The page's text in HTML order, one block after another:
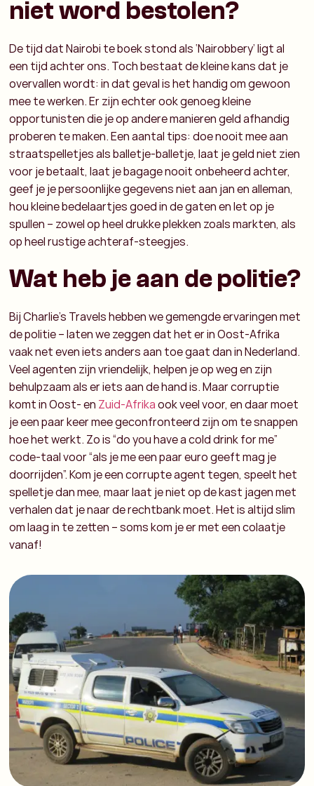
niet word bestolen?
De tijd dat Nairobi te boek stond als ‘Nairobbery’ ligt al
een tijd achter ons. Toch bestaat de kleine kans dat je
overvallen wordt: in dat geval is het handig om gewoon
mee te werken. Er zijn echter ook genoeg kleine
opportunisten die je op andere manieren geld afhandig
proberen te maken. Een aantal tips: doe nooit mee aan
straatspelletjes als balletje-balletje, laat je geld niet zien
voor je betaalt, laat je bagage nooit onbeheerd achter,
geef je je persoonlijke gegevens niet aan jan en alleman,
hou kleine bedelaartjes goed in de gaten en let op je
spullen – zowel op heel drukke plekken zoals markten, als
op heel rustige achteraf-steegjes.
Wat heb je aan de politie?
Bij Charlie’s Travels hebben we gemengde ervaringen met
de politie – laten we zeggen dat het er in Oost-Afrika
vaak net even iets anders aan toe gaat dan in Nederland.
Veel agenten zijn vriendelijk, helpen je op weg en zijn
behulpzaam als er iets aan de hand is. Maar corruptie
komt in Oost- en Zuid-Afrikaook veel voor, en daar moet
je een paar keer mee geconfronteerd zijn om te snappen
hoe het werkt. Zo is “do you have a cold drink for me”
code-taal voor “als je me een paar euro geeft mag je
doorrijden”. Kom je een corrupte agent tegen, speelt het
spelletje dan mee, maar laat je niet op de kast jagen met
verhalen dat je naar de rechtbank moet. Het is altijd slim
om laag in te zetten – soms kom je er met een colaatje
vanaf!